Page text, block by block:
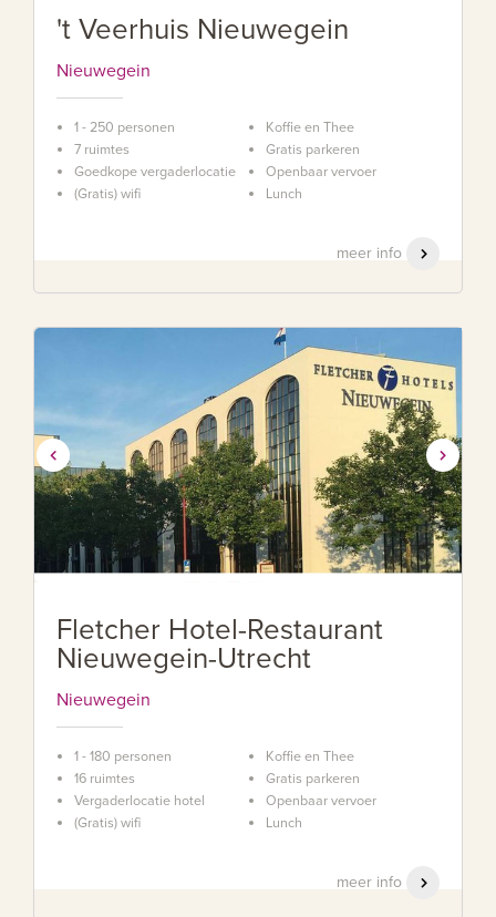
't Veerhuis Nieuwegein
Nieuwegein
1 - 250 personen
7 ruimtes
Goedkope vergaderlocatie
(Gratis) wifi
Koffie en Thee
Gratis parkeren
Openbaar vervoer
Lunch
meer info
Fletcher Hotel-Restaurant
Nieuwegein-Utrecht
Nieuwegein
1 - 180 personen
16 ruimtes
Vergaderlocatie hotel
(Gratis) wifi
Koffie en Thee
Gratis parkeren
Openbaar vervoer
Lunch
meer info